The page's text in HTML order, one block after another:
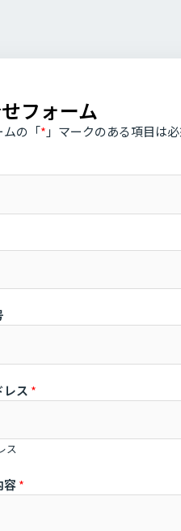
フォーム
ムの「* 」マークのある項目は
レス *
ス
容*